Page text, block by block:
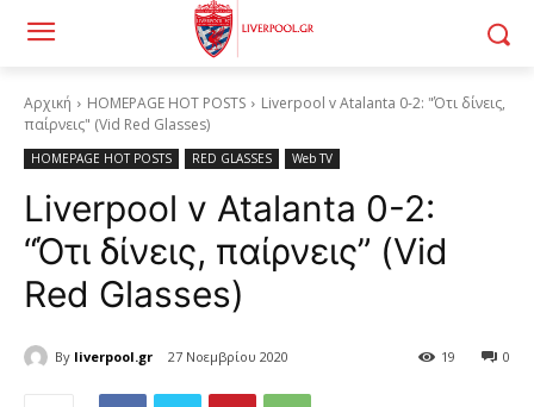
Αρχική HOMEPAGE HOT POSTS
Liverpool v Atalanta 0-2: "Ότι δίνεις,
παίρνεις" (Vid Red Glasses)
HOMEPAGE HOT POSTS RED GLASSES Web TV
Liverpool v Atalanta 0-2:
“Ότι δίνεις, παίρνεις” (Vid
Red Glasses)
By liverpool.gr 27 Νοεμβρίου 2020 0
19